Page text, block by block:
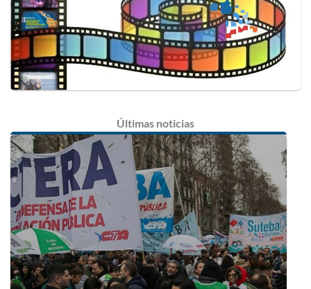
Últimas noticias